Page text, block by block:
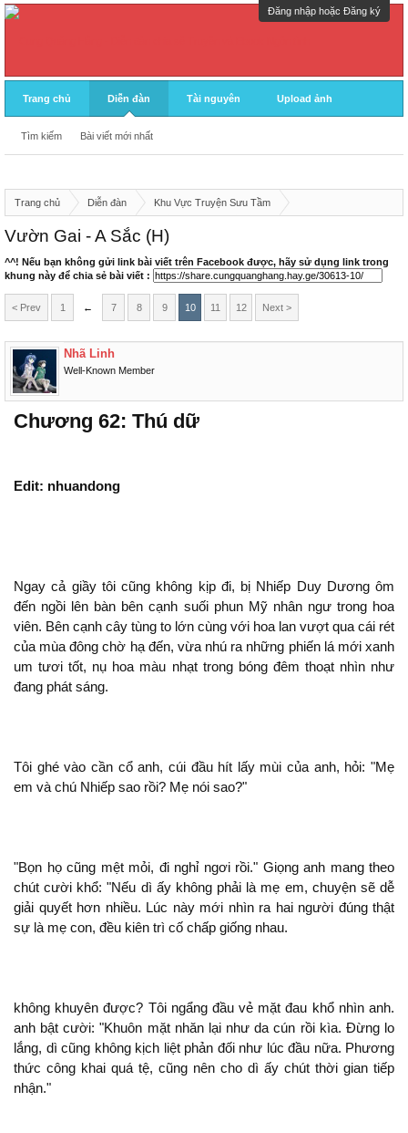
Đăng nhập hoặc Đăng ký
Trang chủ Diễn đàn
Tìm kiếm Bài viết mới nhất
Tài nguyên Upload ảnh
Trang chủ Diễn đàn Khu Vực Truyện Sưu Tầm
Ngôn Tình Trung Quốc (Hoàn)
Vườn Gai - A Sắc (H)
^^! Nếu bạn không gửi link bài viết trên Facebook được, hãy sử dụng link trong
khung này để chia sẻ bài viết :
< Prev 1 ← 7 8 9 10 11 12 Next >
Nhã Linh
Well-Known Member
Chương 62: Thú dữ
Edit: nhuandong
Ngay cả giầy tôi cũng kịp
, bị Nhiếp Duy Dương ôm
đến ngồi lên bàn bên cạnh suối phun Mỹ nhân ngư trong hoa
viên. Bên cạnh cây tùng to lớn cùng với hoa lan vượt qua cái rét
của mùa đông chờ hạ đến, vừa nhú ra những phiến lá mới xanh
um tươi tốt, nụ hoa màu nhạt trong bóng đêm thoạt nhìn như
phát sáng.
Tôi ghé vào cần cổ , cúi đầu hít lấy mùi của
, hỏi: "Mẹ
em và chú Nhiếp sao rồi? Mẹ
sao?"
"Bọn họ cũng mệt mỏi, nghỉ ngơi rồi." Giọng
mang theo
chút cười khổ: "Nếu dì ấy
phải là mẹ em, chuyện
dễ
giải quyết hơn nhiều. Lúc này mới nhìn ra hai người đúng
là mẹ con, đều kiên trì cố chấp giống nhau.
khuyên được? Tôi ngẩng đầu vẻ mặt đau khổ nhìn
.
bật cười: "Khuôn mặt nhăn lại như da cún rồi kìa. Đừng lo
lắng, dì cũng
kịch liệt phản đối như lúc đầu nữa. Phương
thức công khai quá tệ, cũng nên cho dì ấy chút thời gian tiếp
nhận."